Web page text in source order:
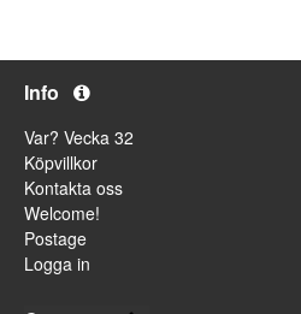
Info
Var? Vecka 32
Köpvillkor
Kontakta oss
Welcome!
Postage
Logga in